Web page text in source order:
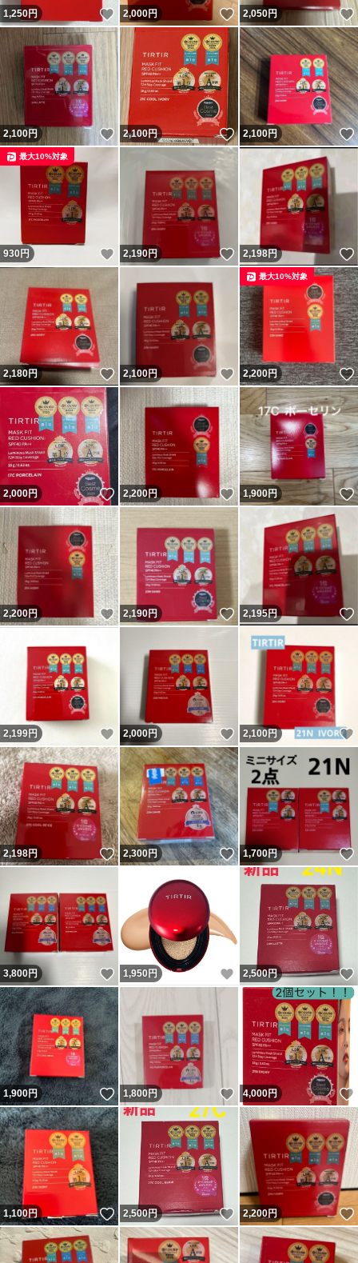
1,250円 いいね！
2,000円 いいね！
2,050円
2,100円 いいね！
2,100円 いいね！
2,100円
930 円 いいね！
最大10%対象
2,190円 いいね！
2,198円
2,180円 いいね！
2,100円 いいね！
2,200円
最大10%対象
2,000円 いいね！
2,200円 いいね！
1,900円
2,200円 いいね！
2,190円 いいね！
2,195円
2,199円 いいね！
2,000円 いいね！
2,100円
2,198円 いいね！
2,300円 いいね！
1,700円
3,800円 いいね！
1,950 円 いいね！
2,500円
1,900円 いいね！
1,800円 いいね！
4,000円
1,100円 いいね！
2,500円 いいね！
2,200円